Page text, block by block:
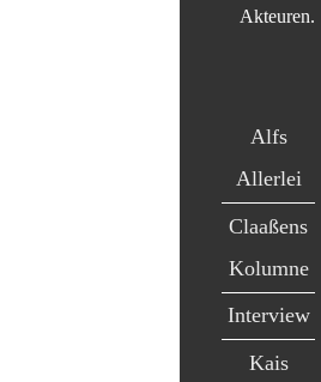
Akteuren.
Alfs
Allerlei
Claaßens
Kolumne
Interview
Kais